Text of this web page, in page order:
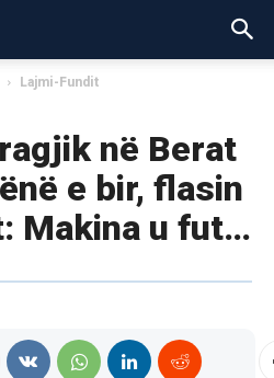
Lajmi-Fundit
në Berat
e bir, flasin
Makina u fut…